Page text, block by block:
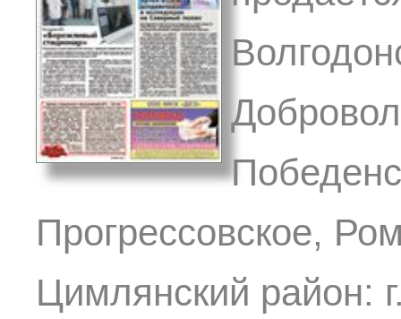
Прогрессовское,
Цимлянский район: